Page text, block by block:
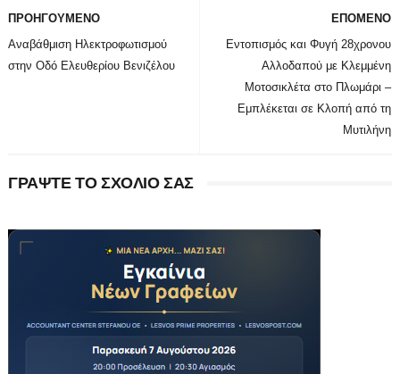
ΕΠΟΜΕΝΟ
Εντοπισμός και Φυγή 28χρονου
Αλλοδαπού με Κλεμμένη
Μοτοσικλέτα στο Πλωμάρι –
Εμπλέκεται σε Κλοπή από τη
Μυτιλήνη
ΠΡΟΗΓΟΥΜΕΝΟ
Αναβάθμιση Ηλεκτροφωτισμού
στην Οδό Ελευθερίου Βενιζέλου
ΓΡΑΨΤΕ ΤΟ ΣΧΟΛΙΟ ΣΑΣ